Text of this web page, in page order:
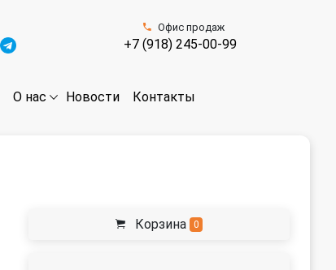
Офис продаж
+7 (918) 245-00-99
О нас Новости Контакты
Корзина 0